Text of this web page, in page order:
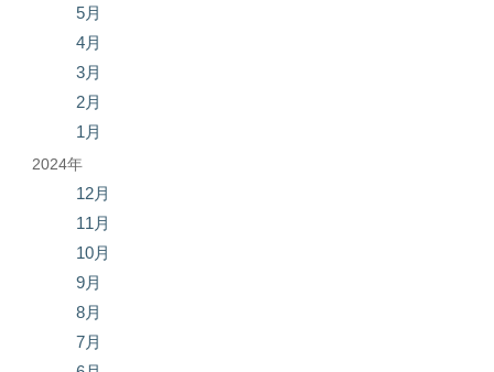
5月
4月
3月
2月
1月
2024年
12月
11月
10月
9月
8月
7月